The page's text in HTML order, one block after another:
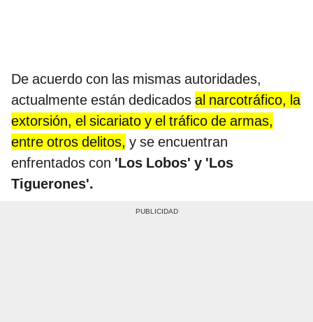
De acuerdo con las mismas autoridades,
actualmente están dedicados al narcotráfico, la
extorsión, el sicariato y el tráfico de armas,
entre otros delitos, y se encuentran
enfrentados con 'Los Lobos' y 'Los
Tiguerones'.